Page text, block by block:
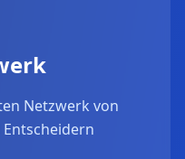
Netzwerk von